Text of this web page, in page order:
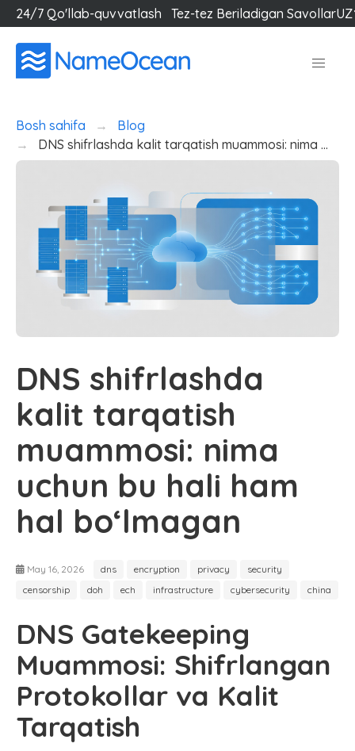
24/7 Qo'llab-quvvatlash Tez-tez Beriladigan SavollarUZ
Bosh sahifa
Blog
DNS shifrlashda kalit tarqatish muammosi: nima …
DNS shifrlashda
kalit tarqatish
muammosi: nima
uchun bu hali ham
hal bo‘lmagan
May 16, 2026 dns encryption privacy
security
censorship
doh ech infrastructure cybersecurity china
DNS Gatekeeping
Muammosi: Shifrlangan
Protokollar va Kalit
Tarqatish